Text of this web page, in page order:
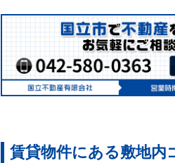
賃貸物件にある敷地内